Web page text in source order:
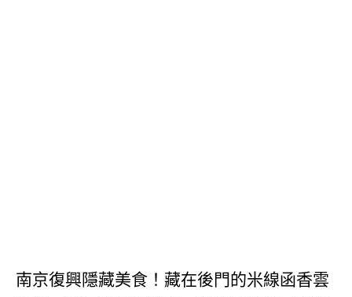
南京復興隱藏美食！藏在後門的米線函香雲